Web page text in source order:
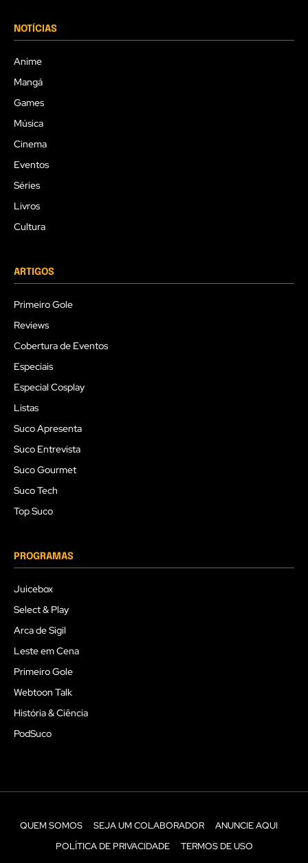
NOTÍCIAS
Anime
Mangá
Games
Música
Cinema
Eventos
Séries
Livros
Cultura
ARTIGOS
Primeiro Gole
Reviews
Cobertura de Eventos
Especiais
Especial Cosplay
Listas
Suco Apresenta
Suco Entrevista
Suco Gourmet
Suco Tech
Top Suco
PROGRAMAS
Juicebox
Select & Play
Arca de Sigil
Leste em Cena
Primeiro Gole
Webtoon Talk
História & Ciência
PodSuco
QUEM SOMOS SEJA UM COLABORADOR
ANUNCIE AQUI
POLÍTICA DE PRIVACIDADE
TERMOS DE USO